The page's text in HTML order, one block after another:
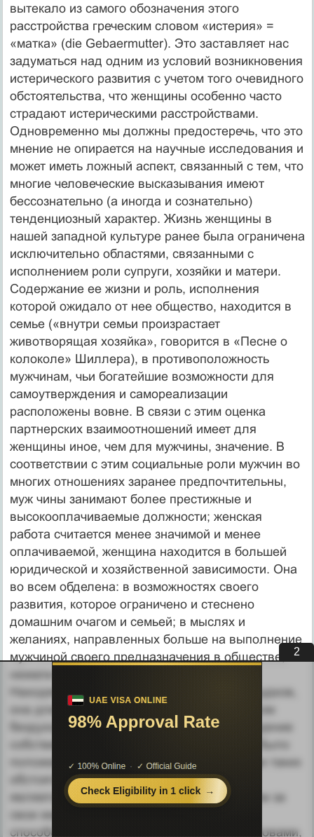
вытекало из самого обозначения этого
расстройства греческим словом «истерия» =
«матка» (die Gebaermutter). Это заставляет нас
задуматься над одним из условий возникновения
истерического развития с учетом того очевидного
обстоятельства, что женщины особенно часто
страдают истерическими расстройствами.
Одновременно мы должны предостеречь, что это
мнение не опирается на научные исследования и
может иметь ложный аспект, связанный с тем, что
многие человеческие высказывания имеют
бессознательно (а иногда и сознательно)
тенденциозный характер. Жизнь женщины в
нашей западной культуре ранее была ограничена
исключительно областями, связанными с
исполнением роли супруги, хозяйки и матери.
Содержание ее жизни и роль, исполнения
которой ожидало от нее общество, находится в
семье («внутри семьи произрастает
животворящая хозяйка», говорится в «Песне о
колоколе» Шиллера), в противоположность
мужчинам, чьи богатейшие возможности для
самоутверждения и самореализации
расположены вовне. В связи с этим оценка
партнерских взаимоотношений имеет для
женщины иное, чем для мужчины, значение. В
соответствии с этим социальные роли мужчин во
многих отношениях заранее предпочтительны,
муж чины занимают более престижные и
высокооплачиваемые должности; женская
работа считается менее значимой и менее
оплачиваемой, женщина находится в большей
юридической и хозяйственной зависимости. Она
во всем обделена: в возможностях своего
развития, которое ограничено и стеснено
домашним очагом и семьей; в мыслях и
желаниях, направленных больше на выполнение
мужчиной своего предназначения в обществе,
нежели на собственное существование.
Находясь в плену коллективных предрассудков,
она длительное время считалась существом
бездуховным и не имела права на утверждение
собственной сексуальности. Незавидным было
положение женщины при патриархате. При таких
обстоятельствах истерия, как говорится,
является орудием борьбы с мужским миром за
свои желания и запросы и одновременно
способом отмщения этому миру. Иными словами,
1